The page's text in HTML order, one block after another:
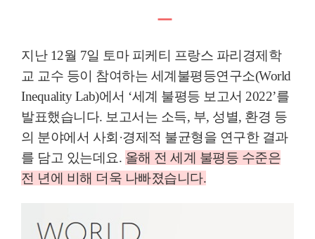
ㅡ
지난 12월 7일 토마 피케티 프랑스 파리경제학
교 교수 등이 참여하는 세계불평등연구소(World
Inequality Lab)에서 ‘세계 불평등 보고서 2022’를
발표했습니다. 보고서는 소득, 부, 성별, 환경 등
의 분야에서 사회 ·경제적 불균형을 연구한 결과
를 담고 있는데요. 올해 전 세계 불평등 수준은
전 년에 비해 더욱 나빠졌습니다.